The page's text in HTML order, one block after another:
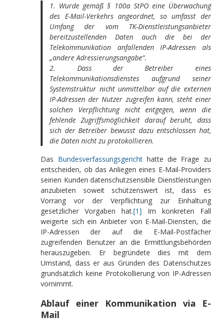
1. Wurde gemäß § 100a StPO eine Überwachung
des E-Mail-Verkehrs angeordnet, so umfasst der
Umfang der vom TK-Dienstleistungsanbieter
bereitzustellenden Daten auch die bei der
Telekommunikation anfallenden IP-Adressen als
„andere Adressierungsangabe“.
2. Dass der Betreiber eines
Telekommunikationsdienstes aufgrund seiner
Systemstruktur nicht unmittelbar auf die externen
IP-Adressen der Nutzer zugreifen kann, steht einer
solchen Verpflichtung nicht entgegen, wenn die
fehlende Zugriffsmöglichkeit darauf beruht, dass
sich der Betreiber bewusst dazu entschlossen hat,
die Daten nicht zu protokollieren.
Das Bundesverfassungsgerichthatte die Frage zu
entscheiden, ob das Anliegen eines E-Mail-Providers
seinen Kunden datenschutzsensible Dienstleistungen
anzubieten soweit schützenswert ist, dass es
Vorrang vor der Verpflichtung zur Einhaltung
gesetzlicher Vorgaben hat.[1] Im konkreten Fall
weigerte sich ein Anbieter von E-Mail-Diensten, die
IP-Adressen der auf die E-Mail-Postfächer
zugreifenden Benutzer an die Ermittlungsbehörden
herauszugeben. Er begründete dies mit dem
Umstand, dass er aus Gründen des Datenschutzes
grundsätzlich keine Protokollierung von IP-Adressen
vornimmt.
Ablauf einer Kommunikation via E-
Mail